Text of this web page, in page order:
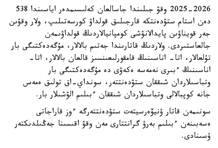
2025-2026 وقۋ جىلىندا جاسالعان كەلىسىمدەر اياسىندا 538
دەن استام ستۋدەنتكە قارجىلىق قولداۋ كورسەتىلىپ، ولار وقۋىن
جەر قويناۋىن پايدالانۋشى كومپانيالاردىڭ قولداۋىمەن
جالعاستىردى. ولاردىڭ قاتارىندا جەتىم بالالار، مۇگەدەكتىگى بار
تۇلعالار، اتا- اناسىنىڭ قامقورلىعىنسىز قالعان بالالار، اتا-
اناسىنىڭ ءبىرى نەمەسە ەكەۋى دە مۇگەدەكتىگى بار
وتباسىلاردان شىققان ستۋدەنتتەر، سونداي-اق تولىق ەمەس
جانە كوپبالالى وتباسىلاردان شىققان ءبىلىم الۋشىلار بار.
سونىمەن قاتار ۋنيۆەرسيتەت ستۋدەنتتەرگە ءوز قاراجاتى
ەسەبىنەن ءبىلىم بەرۋ گرانتتارى مەن وقۋ اقىسىنا جەڭىلدىكتەر
ۇسىنادى.